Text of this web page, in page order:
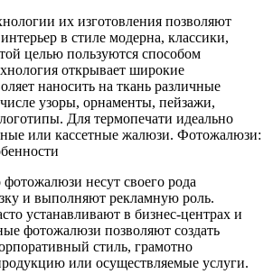
их изготовления позволяют
в стиле модерна, классики,
целью пользуются способом
открывает широкие
наносить на ткань различные
узоры, орнаменты, пейзажи,
Для термопечати идеально
или кассетные жалюзи. Фотожалюзи:
несут своего рода
и выполняют рекламную роль.
устанавливают в бизнес-центрах и
фотожалюзи позволяют создать
стиль, грамотно
или осуществляемые услуги.